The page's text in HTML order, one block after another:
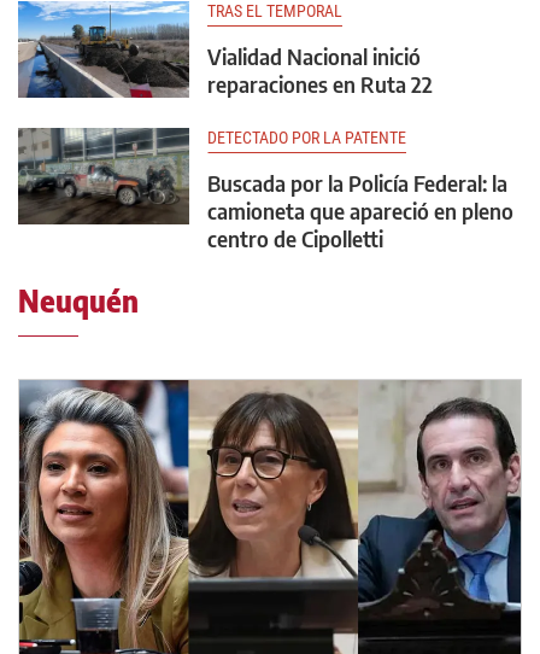
TRAS EL TEMPORAL
Vialidad Nacional inició
reparaciones en Ruta 22
DETECTADO POR LA PATENTE
Buscada por la Policía Federal: la
camioneta que apareció en pleno
centro de Cipolletti
Neuquén